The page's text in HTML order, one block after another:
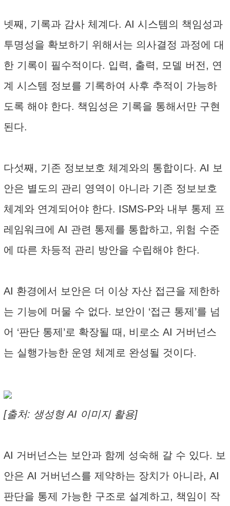
넷째, 기록과 감사 체계다. AI 시스템의 책임성과
투명성을 확보하기 위해서는 의사결정 과정에 대
한 기록이 필수적이다. 입력, 출력, 모델 버전, 연
계 시스템 정보를 기록하여 사후 추적이 가능하
도록 해야 한다. 책임성은 기록을 통해서만 구현
된다.
다섯째, 기존 정보보호 체계와의 통합이다. AI 보
안은 별도의 관리 영역이 아니라 기존 정보보호
체계와 연계되어야 한다. ISMS-P와 내부 통제 프
레임워크에 AI 관련 통제를 통합하고, 위험 수준
에 따른 차등적 관리 방안을 수립해야 한다.
AI 환경에서 보안은 더 이상 자산 접근을 제한하
는 기능에 머물 수 없다. 보안이 ‘접근 통제’를 넘
어 ‘판단 통제’로 확장될 때, 비로소 AI 거버넌스
는 실행가능한 운영 체계로 완성될 것이다.
[출처: 생성형 AI 이미지 활용]
AI 거버넌스는 보안과 함께 성숙해 갈 수 있다. 보
안은 AI 거버넌스를 제약하는 장치가 아니라, AI
판단을 통제 가능한 구조로 설계하고, 책임이 작